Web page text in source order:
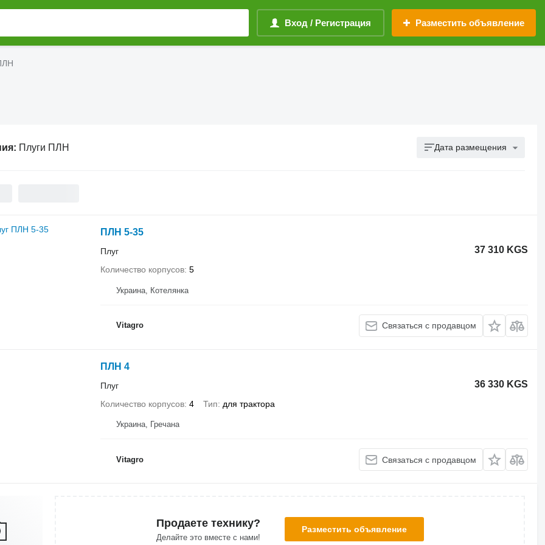
Вход / Регистрация Разместить объявление
Плуги ПЛН Дата размещения
ПЛН 5-35
37 310 KGS
Плуг
Количество корпусов 5
Украина, Котелянка
Vitagro Связаться с продавцом
ПЛН 4
36 330 KGS
Плуг
Количество корпусов 4 Тип для трактора
Украина, Гречана
Vitagro Связаться с продавцом
Продаете технику?
Делайте это вместе с нами!
Разместить объявление